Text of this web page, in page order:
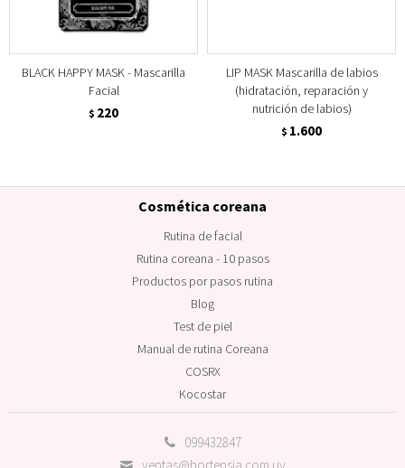
BLACK HAPPY MASK - Mascarilla
Facial
$ 220
LIP MASK Mascarilla de labios
(hidratación, reparación y
nutrición de labios)
$ 1.600
099432847
Cosmética coreana
Rutina de facial
Rutina coreana - 10 pasos
Productos por pasos rutina
Blog
Test de piel
Manual de rutina Coreana
COSRX
Kocostar